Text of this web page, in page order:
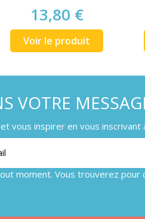
13,80 €
Voir le produit
VOTRE
vous inspirer en vous
moment. Vous trouverez